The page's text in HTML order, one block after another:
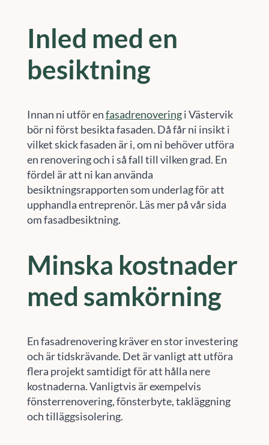
Inled med en
besiktning
Innan ni utför enfasadrenoveringi Västervik
bör ni först besikta fasaden. Då får ni insikt i
vilket skick fasaden är i, om ni behöver utföra
en renovering och i så fall till vilken grad. En
fördel är att ni kan använda
besiktningsrapporten som underlag för att
upphandla entreprenör. Läs mer på vår sida
om fasadbesiktning.
Minska kostnader
med samkörning
En fasadrenovering kräver en stor investering
och är tidskrävande. Det är vanligt att utföra
flera projekt samtidigt för att hålla nere
kostnaderna. Vanligtvis är exempelvis
fönsterrenovering, fönsterbyte, takläggning
och tilläggsisolering.